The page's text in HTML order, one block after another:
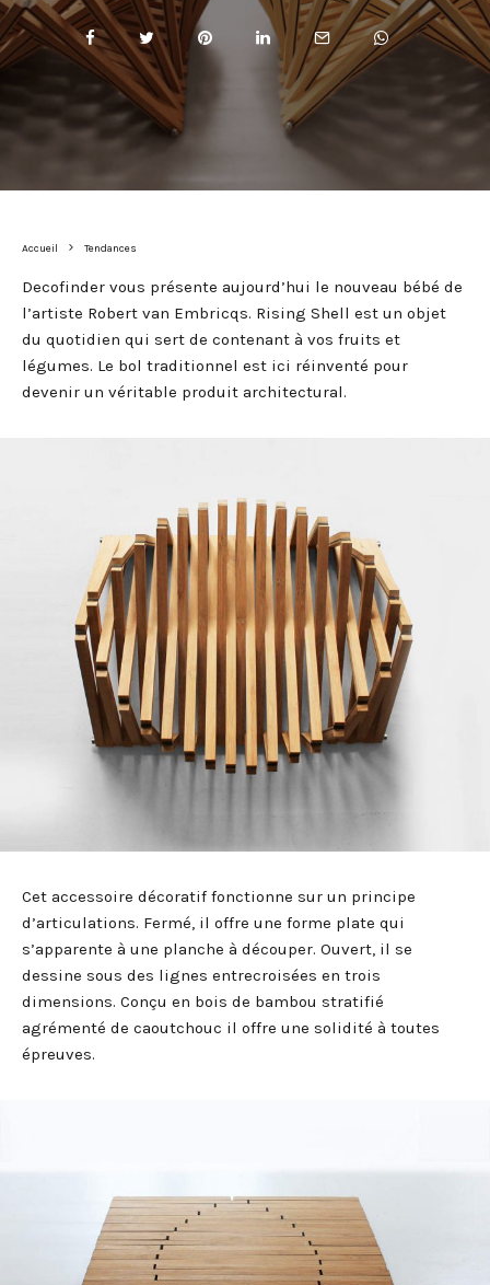
Accueil Tendances
Decofinder vous présente aujourd’hui le nouveau bébé de
l’artiste Robert van Embricqs. Rising Shell est un objet
du quotidien qui sert de contenant à vos fruits et
légumes. Le bol traditionnel est ici réinventé pour
devenir un véritable produit architectural.
Cet accessoire décoratif fonctionne sur un principe
d’articulations. Fermé, il offre une forme plate qui
s’apparente à une planche à découper. Ouvert, il se
dessine sous des lignes entrecroisées en trois
dimensions. Conçu en bois de bambou stratifié
agrémenté de caoutchouc il offre une solidité à toutes
épreuves.